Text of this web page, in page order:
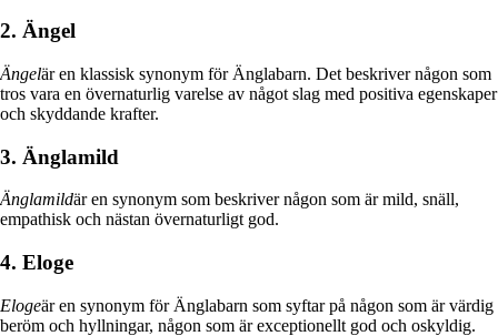
2. Ängel
Ängelär en klassisk synonym för Änglabarn. Det beskriver någon som
tros vara en övernaturlig varelse av något slag med positiva egenskaper
och skyddande krafter.
3. Änglamild
Änglamildär en synonym som beskriver någon som är mild, snäll,
empathisk och nästan övernaturligt god.
4. Eloge
Elogeär en synonym för Änglabarn som syftar på någon som är värdig
beröm och hyllningar, någon som är exceptionellt god och oskyldig.